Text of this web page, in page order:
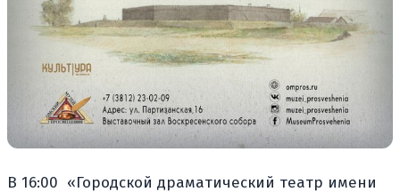
В 16:00 «Городской драматический театр имени